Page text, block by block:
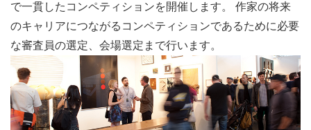
で一貫したコンペティションを開催します。 作家の将来
のキャリアにつながるコンペティションであるために必要
な審査員の選定、会場選定まで行います。